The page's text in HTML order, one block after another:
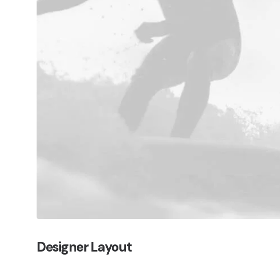
Designer Layout